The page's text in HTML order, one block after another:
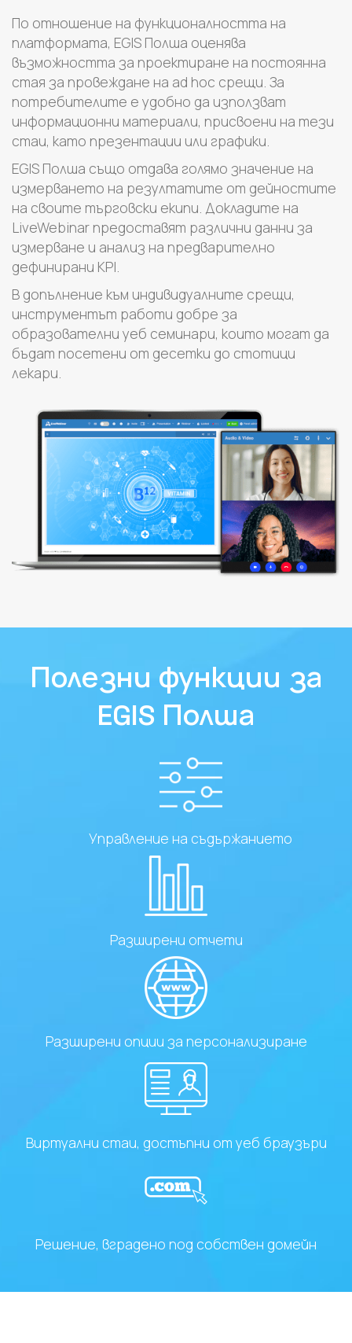
По отношение на функционалността на
платформата, EGIS Полша оценява
възможността за проектиране на постоянна
стая за провеждане на ad hoc срещи. За
потребителите е удобно да използват
информационни материали, присвоени на тези
стаи, като презентации или графики.
EGIS Полша също отдава голямо значение на
измерването на резултатите от дейностите
на своите търговски екипи. Докладите на
LiveWebinar предоставят различни данни за
измерване и анализ на предварително
дефинирани KPI.
В допълнение към индивидуалните срещи,
инструментът работи добре за
образователни уеб семинари, които могат да
бъдат посетени от десетки до стотици
лекари.
Полезни функции за
EGIS Полша
Управление на съдържанието
Разширени отчети
Разширени опции за персонализиране
Виртуални стаи, достъпни от уеб браузъри
Решение, вградено под собствен домейн